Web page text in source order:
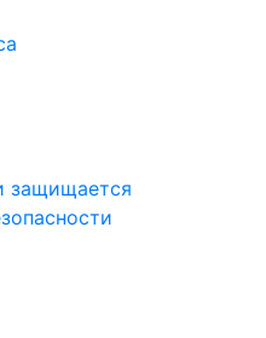
защищается